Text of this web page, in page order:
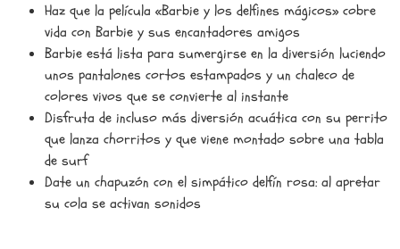
Haz que la película «Barbie y los delfines mágicos» cobre
vida con Barbie y sus encantadores amigos
Barbie está lista para sumergirse en la diversión luciendo
unos pantalones cortos estampados y un chaleco de
colores vivos que se convierte al instante
Disfruta de incluso más diversión acuática con su perrito
que lanza chorritos y que viene montado sobre una tabla
de surf
Date un chapuzón con el simpático delfín rosa: al apretar
su cola se activan sonidos